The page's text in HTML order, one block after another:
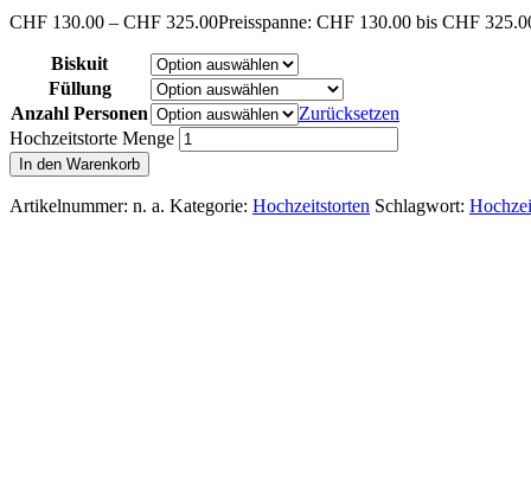
CHF 130.00 – CHF 325.00Preisspanne: CHF 130.00 bis CHF
Biskuit
Füllung
Anzahl Personen
Zurücksetzen
Hochzeitstorte Menge
In den Warenkorb
Artikelnummer: n. a. Kategorie: Hochzeitstorten Schlagwort: